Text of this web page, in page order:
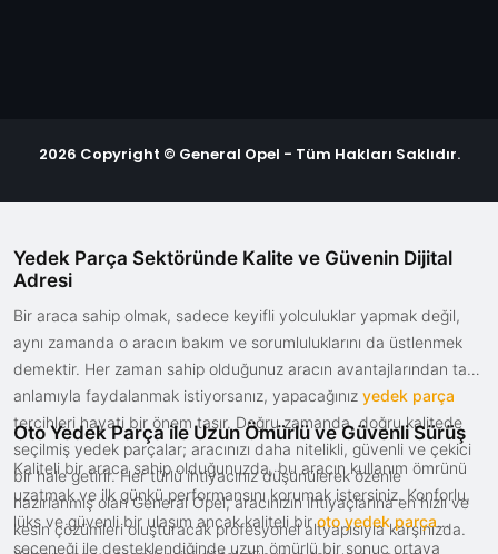
2026 Copyright © General Opel - Tüm Hakları Saklıdır.
Yedek Parça Sektöründe Kalite ve Güvenin Dijital
Adresi
Bir araca sahip olmak, sadece keyifli yolculuklar yapmak değil,
aynı zamanda o aracın bakım ve sorumluluklarını da üstlenmek
demektir. Her zaman sahip olduğunuz aracın avantajlarından tam
anlamıyla faydalanmak istiyorsanız, yapacağınız yedek parça
tercihleri hayati bir önem taşır. Doğru zamanda, doğru kalitede
seçilmiş yedek parçalar; aracınızı daha nitelikli, güvenli ve çekici
bir hale getirir. Her türlü ihtiyacınız düşünülerek özenle
hazırlanmış olan General Opel, aracınızın ihtiyaçlarına en hızlı ve
kesin çözümleri oluşturacak profesyonel altyapısıyla karşınızda.
Oto Yedek Parça ile Uzun Ömürlü ve Güvenli Sürüş
Kaliteli bir araca sahip olduğunuzda, bu aracın kullanım ömrünü
uzatmak ve ilk günkü performansını korumak istersiniz. Konforlu,
lüks ve güvenli bir ulaşım ancak kaliteli biroto yedek parça
seçeneği ile desteklendiğinde uzun ömürlü bir sonuç ortaya